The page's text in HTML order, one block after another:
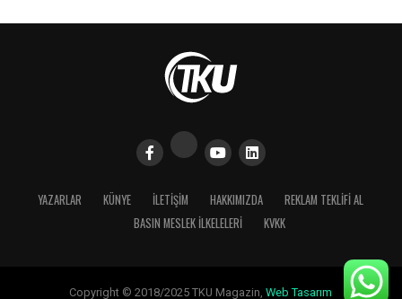
YAZARLAR KÜNYE İLETIŞIM HAKKIMIZDA
REKLAM TEKLİFİ AL
BASIN MESLEK İLKELELERI
KVKK
Copyright © 2018/2025 TKU Magazin,Web Tasarım